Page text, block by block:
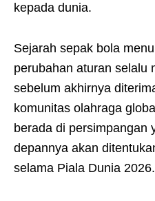
kepada dunia.
Sejarah sepak bola
perubahan aturan selalu
sebelum akhirnya
komunitas olahraga
berada di persimpangan
depannya akan
selama Piala Dunia 2026.